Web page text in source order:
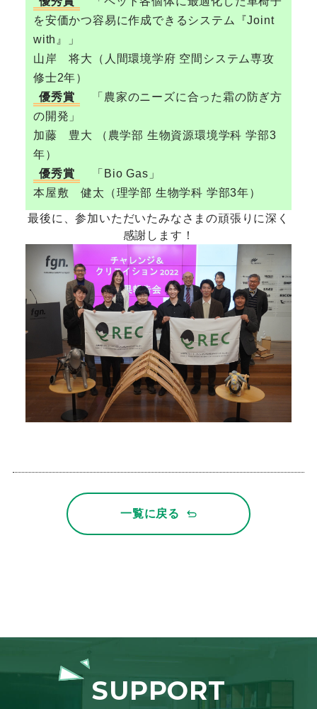
を安価かつ容易に作成できるシステム『Joint
with』」
山岸 将大（人間環境学府 空間システム専攻
修士2年）
優秀賞
「農家のニーズに合った霜の防ぎ方
の開発」
加藤 豊大 （農学部 生物資源環境学科 学部3
年）
優秀賞
「Bio Gas」
本屋敷 健太（理学部 生物学科 学部3年）
最後に、参加いただいたみなさまの頑張りに深く
感謝します！
一覧に戻る
SUPPORT